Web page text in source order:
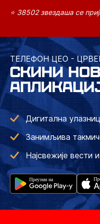
⭐ 38502 звездаша се
ТЕЛЕФОН ЦЕО -
СКИНИ
Дигитална
Занимљива
Најсвежије вести